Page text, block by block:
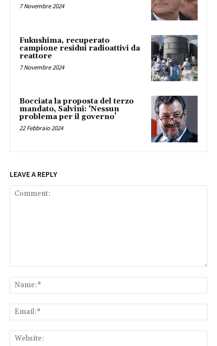
7 Novembre 2024
Fukushima, recuperato
campione residui radioattivi da
reattore
7 Novembre 2024
Bocciata la proposta del terzo
mandato, Salvini: ‘Nessun
problema per il governo’
22 Febbraio 2024
LEAVE A REPLY